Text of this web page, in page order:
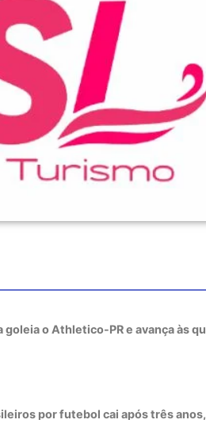
goleia o Athletico-PR e avança às
por futebol cai após três